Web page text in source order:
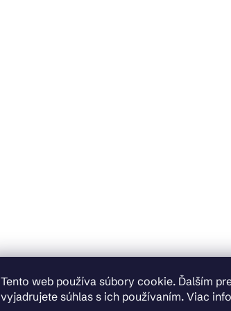
Tento web používa súbory cookie. Ďalším
vyjadrujete súhlas s ich používaním. Viac